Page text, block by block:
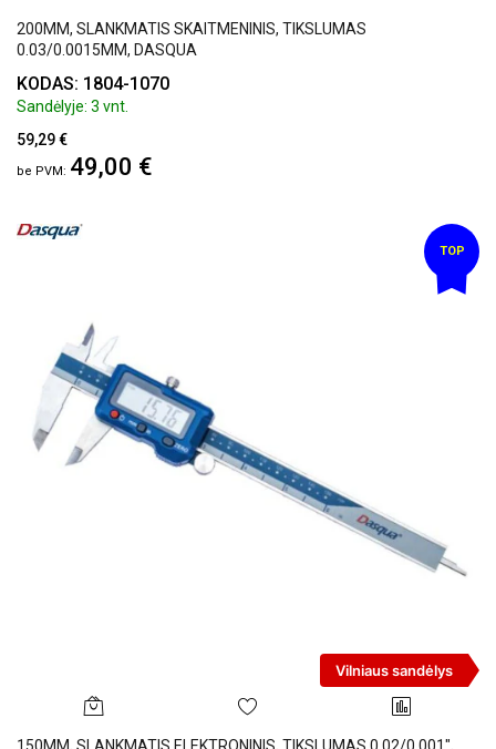
200MM, SLANKMATIS SKAITMENINIS, TIKSLUMAS
0.03/0.0015MM, DASQUA
KODAS: 1804-1070
Sandėlyje: 3 vnt.
59,29 €
49,00 €
TOP
Vilniaus sandėlys
150MM, SLANKMATIS ELEKTRONINIS, TIKSLUMAS 0.02/0.001",